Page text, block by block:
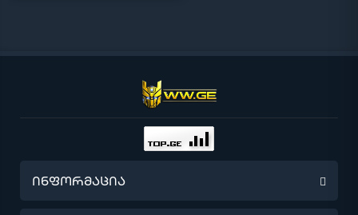
ინფორმაცია